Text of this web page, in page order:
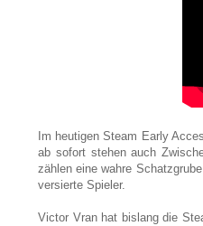
Im heutigen Steam Early
ab sofort stehen auch
zählen eine wahre
versierte Spieler.
Victor Vran hat bislang die